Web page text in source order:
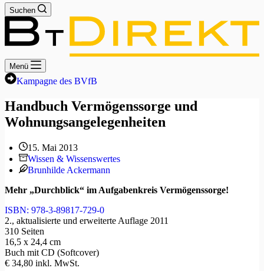
Suchen
Menü
Kampagne des BVfB
Handbuch Vermögenssorge und
Wohnungsangelegenheiten
15. Mai 2013
Wissen & Wissenswertes
Brunhilde Ackermann
Mehr „Durchblick“ im Aufgabenkreis Vermögenssorge!
ISBN: 978-3-89817-729-0
2., aktualisierte und erweiterte Auflage 2011
310 Seiten
16,5 x 24,4 cm
Buch mit CD (Softcover)
€ 34,80 inkl. MwSt.